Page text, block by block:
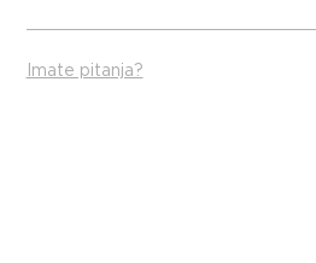
Imate pitanja?